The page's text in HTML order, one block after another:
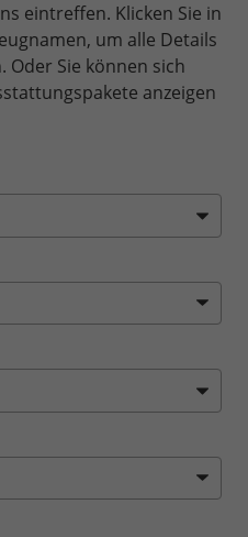
eintreffen. Klicken Sie in
um alle Details
Oder Sie können sich
anzeigen